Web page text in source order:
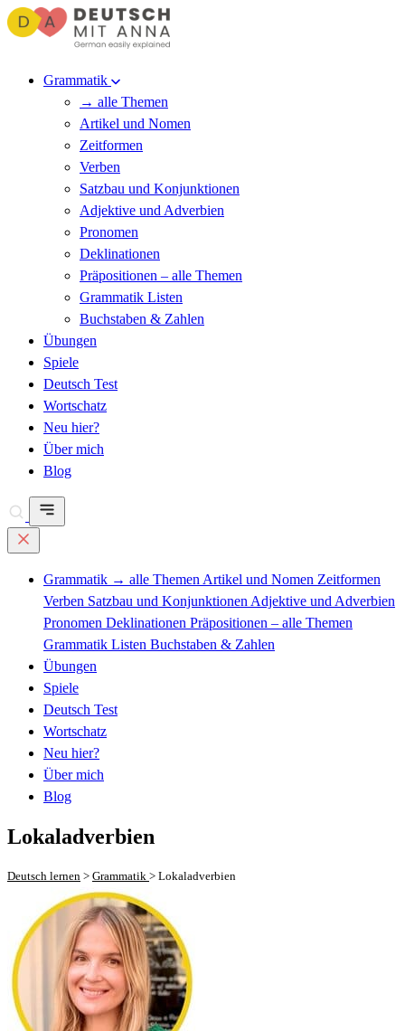
Grammatik
→ alle Themen
Artikel und Nomen
Zeitformen
Verben
Satzbau und Konjunktionen
Adjektive und Adverbien
Pronomen
Deklinationen
Präpositionen – alle Themen
Grammatik Listen
Buchstaben & Zahlen
Übungen
Spiele
Deutsch Test
Wortschatz
Neu hier?
Über mich
Blog
Grammatik → alle Themen Artikel und Nomen Zeitformen
Verben Satzbau und Konjunktionen Adjektive und Adverbien
Pronomen Deklinationen Präpositionen – alle Themen
Grammatik Listen Buchstaben & Zahlen
Übungen
Spiele
Deutsch Test
Wortschatz
Neu hier?
Über mich
Blog
Lokaladverbien
Deutsch lernen > Grammatik > Lokaladverbien